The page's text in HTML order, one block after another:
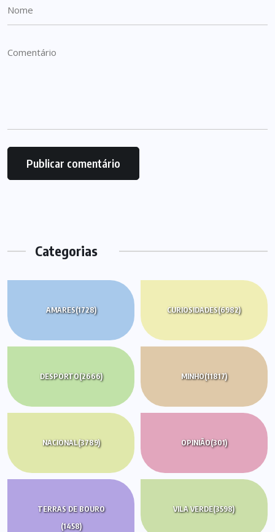
Categorias
AMARES(1728) CURIOSIDADES(6982)
DESPORTO(2666) MINHO(11817)
NACIONAL(3789) OPINIÃO(301)
TERRAS DE BOURO
(1458)
VILA VERDE(3598)